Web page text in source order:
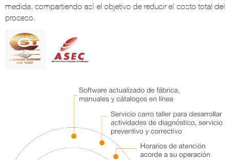
medida, compartiendo así el objetivo de reducir el costo total del
proceso.